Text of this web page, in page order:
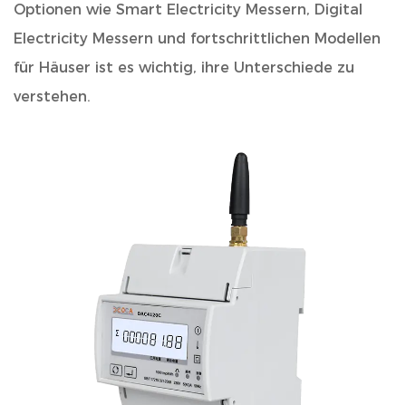
Optionen wie Smart Electricity Messern, Digital
Electricity Messern und fortschrittlichen Modellen
für Häuser ist es wichtig, ihre Unterschiede zu
verstehen.